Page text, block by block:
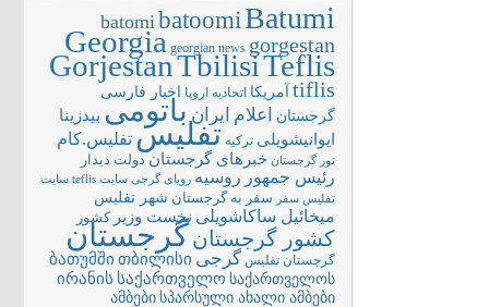
batomibatoomiBatumi
Georgia georgian news gorgestan
GorjestanTbilisiTeflis
tiflis آمریکا اتحادیه اروپا
اخبار فارسی
گرجستان
اعلام ایران باتومی بیدزینا
ایوانیشویلی ترکیه تفلیستفلیس.کام
تور گرجستان خبرهای گرجستان دولت دیدار
رئیس جمهور روسیه رویای گرجی سایت teflis
سایت
تفلیس سفر سفر به گرجستان شهر تفلیس
میخائیل ساکاشویلی نخست وزیر کشور
کشور گرجستانگرجستان
گرجستان تفلیس گرجی ბათუმში თბილისი
ირანის საქართველო საქართველოს
ამბები სპარსული ახალი ამბები